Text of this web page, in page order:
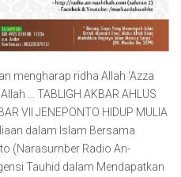
mengharap ridha Allah ‘Azza
… TABLIGH AKBAR AHLUS
VII JENEPONTO HIDUP MULIA
dalam Islam Bersama
(Narasumber Radio An-
Tauhid dalam Mendapatkan